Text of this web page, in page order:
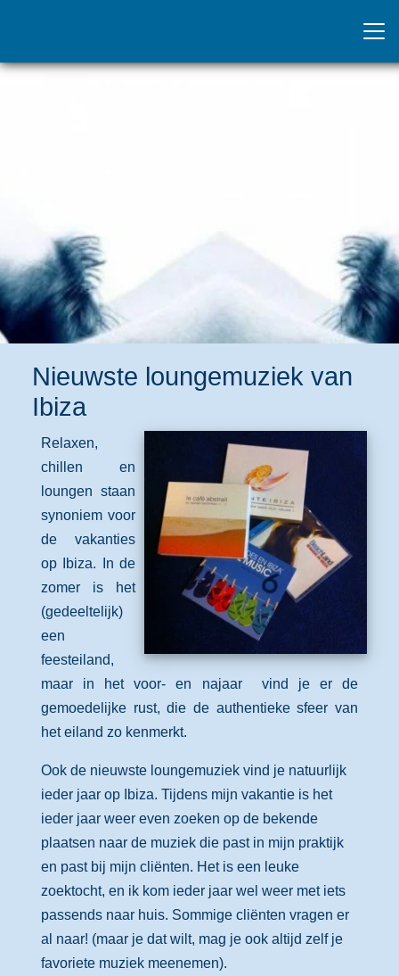
Nieuwste loungemuziek van
Ibiza
Relaxen,
chillen en
loungen staan
synoniem voor
de vakanties
op Ibiza. In de
zomer is het
(gedeeltelijk)
een
feesteiland,
maar in het voor- en najaar vind je er de
gemoedelijke rust, die de authentieke sfeer van
het eiland zo kenmerkt.
Ook de nieuwste loungemuziek vind je natuurlijk
ieder jaar op Ibiza. Tijdens mijn vakantie is het
ieder jaar weer even zoeken op de bekende
plaatsen naar de muziek die past in mijn praktijk
en past bij mijn cliënten. Het is een leuke
zoektocht, en ik kom ieder jaar wel weer met iets
passends naar huis. Sommige cliënten vragen er
al naar! (maar je dat wilt, mag je ook altijd zelf je
favoriete muziek meenemen).